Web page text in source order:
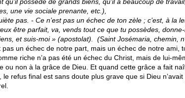
une vie sociale prenante, etc.),
pas. - Ce n’est pas un échec de ton zèle ; c’est, à la
être parfait, va, vends tout ce que tu possèdes,
et suis-moi » (apostolat). (Saint Josémaria, chemin,
pas un échec de notre part, mais un échec de notre ami,
riche n’a pas été un échec du Christ, mais de lui-
ou non à la grâce de Dieu. Et quand cette grâce a fait
le refus final est sans doute plus grave que si Dieu